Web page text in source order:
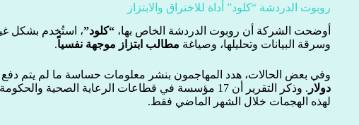
روبوت الدردشة “كلود” أداة للاختراق والابتزاز
أوضحت الشركة أن روبوت الدردشة الخاص بها، “كلود”، استُخدم بشكل
وسرقة البيانات وتحليلها، وصياغة مطالب ابتزاز موجهة نفسياً.
وفي بعض الحالات، هدد المهاجمون بنشر معلومات حساسة ما لم يتم دفع
دولار
. وذكر التقرير أن 17 مؤسسة في قطاعات الرعاية الصحية
لهذه الهجمات خلال الشهر الماضي فقط.